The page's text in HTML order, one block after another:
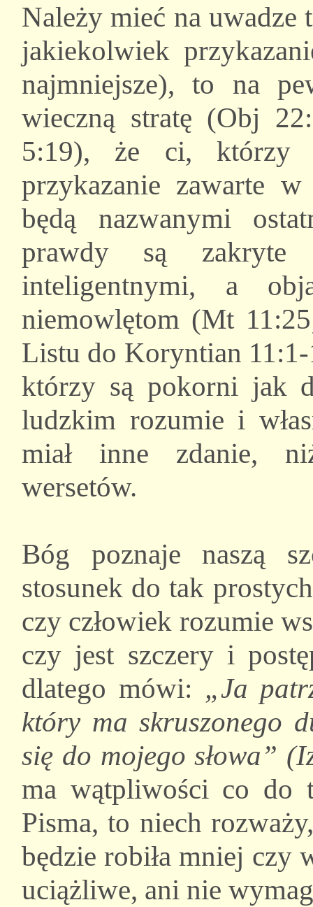
Należy mieć na uwadze
jakiekolwiek
najmniejsze), to na
wieczną stratę (Obj
5:19), że ci, którzy
przykazanie zawarte
będą nazwanymi
prawdy są
inteligentnymi, a
niemowlętom (Mt
Listu do Koryntian
którzy są pokorni jak
ludzkim rozumie i
miał inne zdanie,
wersetów.
Bóg poznaje naszą
stosunek do tak
czy człowiek rozumie
czy jest szczery i
dlatego mówi: „Ja
który ma skruszonego
się do mojego słowa”
ma wątpliwości co do
Pisma, to niech
będzie robiła mniej czy
uciążliwe, ani nie